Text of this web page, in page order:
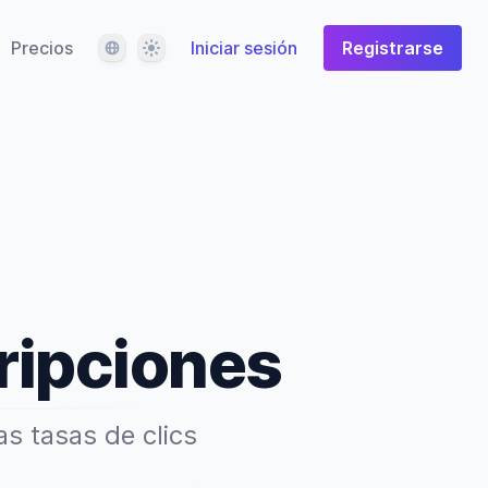
Precios IdiomaTema Iniciar sesión Registrarse
tasas de clics